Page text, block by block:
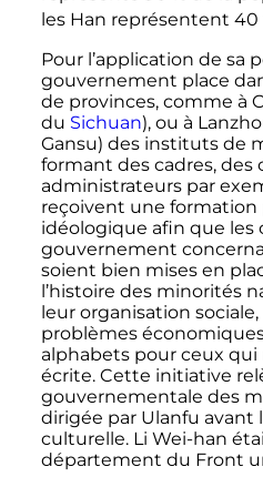
les Han représentent 40
Pour l’application de sa
gouvernement place
de provinces, comme à
du Sichuan), ou à
Gansu) des instituts de
formant des cadres, des
administrateurs par
reçoivent une formation
idéologique afin que les
gouvernement
soient bien mises en
l’histoire des minorités
leur organisation
problèmes
alphabets pour ceux qui
écrite. Cette initiative
gouvernementale des
dirigée par Ulanfu avant
culturelle. Li Wei-han
département du Front